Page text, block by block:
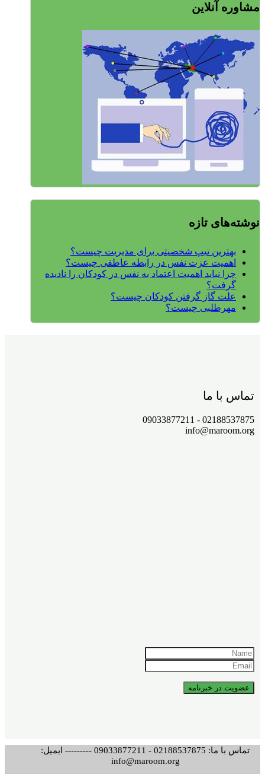
مشاوره آنلاین
نوشته‌های تازه
بهترین تیپ شخصیتی برای مدیریت چیست؟
اهمیت عزت نفس در رابطه عاطفی چیست؟
چرا نباید اهمیت اعتماد به نفس در کودکان را نادیده
گرفت؟
علت گاز گرفتن کودکان چیست؟
مهرطلبی چیست؟
تماس با ما
02188537875 - 09033877211
info@maroom.org
تماس با ما: 02188537875 - 09033877211 --------- ایمیل:
info@maroom.org